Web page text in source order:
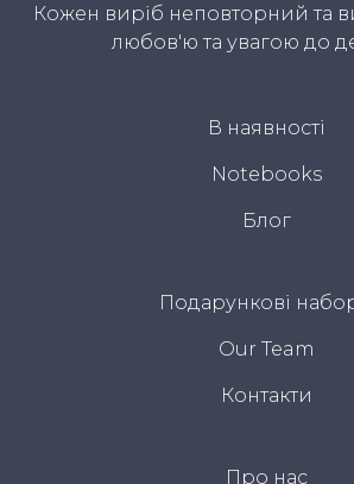
Кожен виріб неповторний та
любов'ю та увагою до
В наявності
Notebooks
Блог
Подарункові
Our Team
Контакти
Про нас